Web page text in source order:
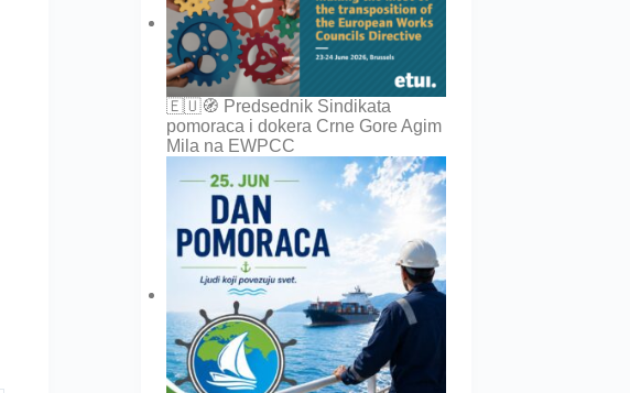
🇪🇺🧭 Predsednik Sindikata
pomoraca i dokera Crne Gore Agim
Mila na EWPCC